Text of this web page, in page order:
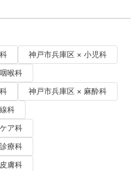
神戸市兵庫区 × 小児科
喉科
神戸市兵庫区 × 麻酔科
科
ア科
療科
膚科